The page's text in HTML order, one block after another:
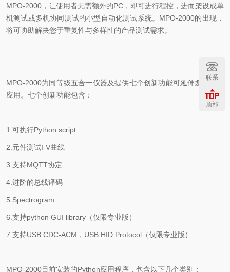
MPO-2000 ，让使用者无需额外的PC ，即可进行程控，进而架设成单
机测试或多机协同测试的小型自动化测试系统。 MPO-2000的出现，
将可协助解决您于重复性与多样性的产品测试需求。
MPO-2000为同等级五合一仪器及提供七个创新功能可延伸多样化的
应用。七个创新功能包含：
1. 可执行Python script
2. 元件测试I-V曲线
3. 支持MQTT协定
4. 进阶的总线译码
5.Spectrogram
6. 支持python GUI library （仅限专业版）
7. 支持USB CDC-ACM ， USB HID Protocol （仅限专业版）
MPO-2000目前安装的Python应用程序，包含以下几个类别：
联系
顶部